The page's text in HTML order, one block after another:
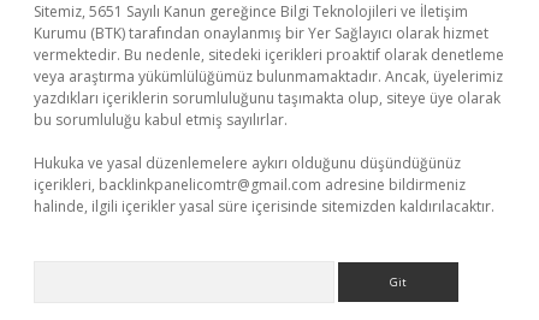
Sitemiz, 5651 Sayılı Kanun gereğince Bilgi Teknolojileri ve İletişim
Kurumu (BTK) tarafından onaylanmış bir Yer Sağlayıcı olarak hizmet
vermektedir. Bu nedenle, sitedeki içerikleri proaktif olarak denetleme
veya araştırma yükümlülüğümüz bulunmamaktadır. Ancak, üyelerimiz
yazdıkları içeriklerin sorumluluğunu taşımakta olup, siteye üye olarak
bu sorumluluğu kabul etmiş sayılırlar.
Hukuka ve yasal düzenlemelere aykırı olduğunu düşündüğünüz
içerikleri, backlinkpanelicomtr@gmail.com adresine bildirmeniz
halinde, ilgili içerikler yasal süre içerisinde sitemizden kaldırılacaktır.